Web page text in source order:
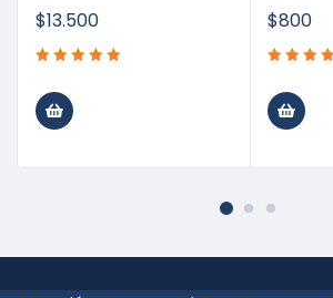
$13.500 $800